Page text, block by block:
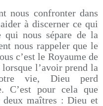
nous confronter dans
à discerner ce qui
nous sépare de la
nous rappeler que le
c’est le Royaume de
l’avoir prend la
vie, Dieu perd
C’est pour cela que
deux maîtres : Dieu et